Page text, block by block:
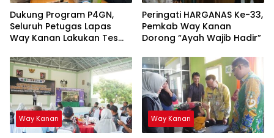
Dukung Program P4GN,
Seluruh Petugas Lapas
Way Kanan Lakukan Tes
Peringati HARGANAS Ke-33,
Pemkab Way Kanan
Dorong “Ayah Wajib Hadir”
Way Kanan Way Kanan